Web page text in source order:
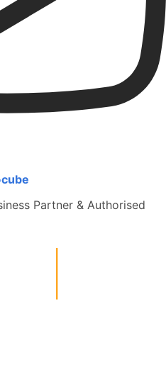
cube
Partner & Authorised